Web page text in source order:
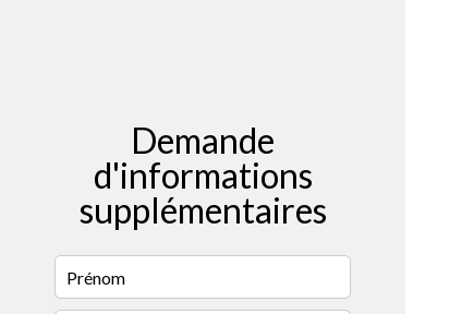
Demande
d'informations
supplémentaires